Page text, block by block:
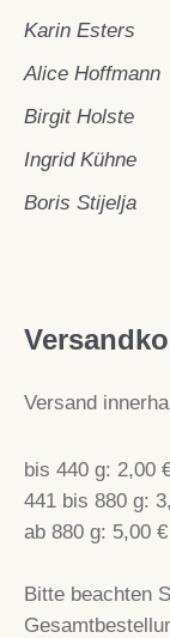
Karin Esters
Alice Hoffmann
Birgit Holste
Ingrid Kühne
Boris Stijelja
Versand
bis 440 g: 2,00
441 bis 880 g:
ab 880 g: 5,00 €
Bitte beachten